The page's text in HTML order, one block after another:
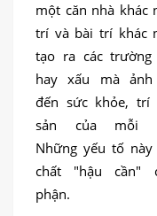
một căn nhà khác
trí và bài trí khác
tạo ra các
hay xấu mà ảnh
đến sức khỏe, trí
sản của mỗi
Những yếu tố
chất "hậu cần"
phận.